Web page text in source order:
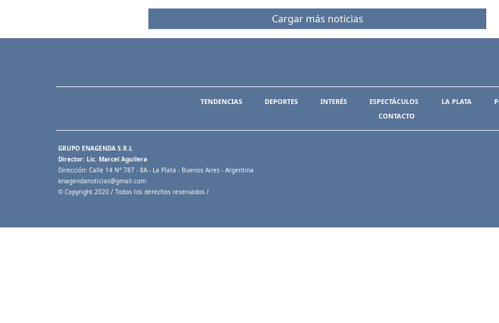
Cargar más noticias
TENDENCIAS DEPORTES INTERÉS ESPECTÁCULOS LA PLATA
CONTACTO
GRUPO ENAGENDA S.R.L
Director: Lic. Marcel Aguilera
Dirección: Calle 14 N° 787 - 8A - La Plata - Buenos Aires - Argentina
enagendanoticias@gmail.com
© Copyright 2020 / Todos los derechos reservados /